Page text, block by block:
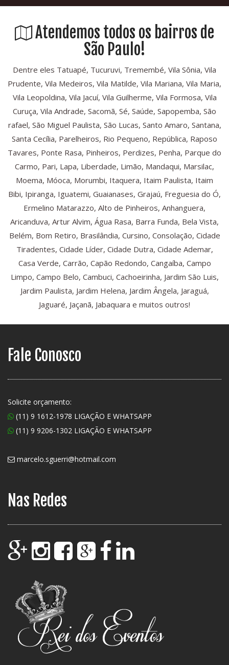
Atendemos todos os bairros de
São Paulo!
Dentre eles Tatuapé, Tucuruvi, Tremembé, Vila Sônia, Vila
Prudente, Vila Medeiros, Vila Matilde, Vila Mariana, Vila Maria,
Vila Leopoldina, Vila Jacuí, Vila Guilherme, Vila Formosa, Vila
Curuça, Vila Andrade, Sacomã, Sé, Saúde, Sapopemba, São
rafael, São Miguel Paulista, São Lucas, Santo Amaro, Santana,
Santa Cecília, Parelheiros, Rio Pequeno, República, Raposo
Tavares, Ponte Rasa, Pinheiros, Perdizes, Penha, Parque do
Carmo, Pari, Lapa, Liberdade, Limão, Mandaqui, Marsilac,
Moema, Móoca, Morumbi, Itaquera, Itaim Paulista, Itaim
Bibi, Ipiranga, Iguatemi, Guaianases, Grajaú, Freguesia do Ó,
Ermelino Matarazzo, Alto de Pinheiros, Anhanguera,
Aricanduva, Artur Alvim, Água Rasa, Barra Funda, Bela Vista,
Belém, Bom Retiro, Brasilândia, Cursino, Consolação, Cidade
Tiradentes, Cidade Líder, Cidade Dutra, Cidade Ademar,
Casa Verde, Carrão, Capão Redondo, Cangaíba, Campo
Limpo, Campo Belo, Cambuci, Cachoeirinha, Jardim São Luis,
Jardim Paulista, Jardim Helena, Jardim Ângela, Jaraguá,
Jaguaré, Jaçanã, Jabaquara e muitos outros!
Fale Conosco
Solicite orçamento:
(11) 9 1612-1978 LIGAÇÃO E WHATSAPP
(11) 9 9206-1302 LIGAÇÃO E WHATSAPP
marcelo.sguerri@hotmail.com
Nas Redes